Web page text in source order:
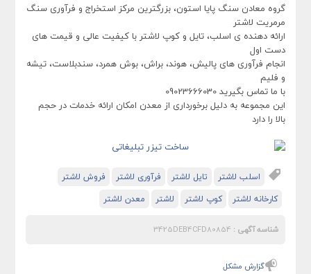
گروه معادن سنگ پایا استون، بزرگترین مرکز استخراج و فرآوری سنگ
مرمریت لاشتر
ارائه دهنده ی اسلب، تایل و کوپ لاشتر با کیفیت عالی و قیمت های
دست اول
انجام فرآوری های پالیش، هوند، براش، بوش همرد، سندبلاست، تیشه
و فلیم
با ما تماس بگیرید 09023666030
این مجموعه به دلیل برخورداری از معدن امکان ارائه خدمات در حجم
بالا را دارد
اسلب لاشتر تایل لاشتر فرآوری لاشتر
فروش لاشتر
کارخانه لاشتر
کوپ لاشتر لاشتر معدن لاشتر
شناسه آگهی :
گزارش مشکل